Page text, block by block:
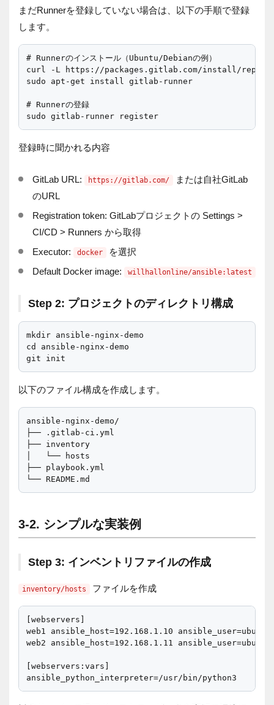
まだRunnerを登録していない場合は、以下の手順で登録
します。
# Runnerのインストール（Ubuntu/Debianの例）
curl -L https://packages.gitlab.com/install/
sudo apt-get install gitlab-runner
# Runnerの登録
登録時に聞かれる内容
GitLab URL: https://gitlab.com/
または自社GitLab
のURL
Registration token: GitLabプロジェクトの Settings >
CI/CD > Runners から取得
Executor:
docker
を選択
Default Docker image:
willhallonline/ansible:latest
Step 2: プロジェクトのディレクトリ構成
mkdir ansible-nginx-demo
cd ansible-nginx-demo
以下のファイル構成を作成します。
ansible-nginx-demo/
├── .gitlab-ci.yml
├── inventory
│   └── hosts
├── playbook.yml
3-2. シンプルな実装例
Step 3: インベントリファイルの作成
inventory/hosts ファイルを作成
[webservers]
web1 ansible_host=192.168.1.10 ansible_user=ubuntu
web2 ansible_host=192.168.1.11 ansible_user=ubuntu
[webservers:vars]